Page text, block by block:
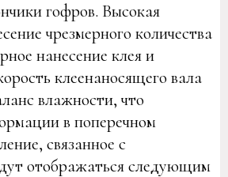
гофров. Высокая
чрезмерного количества
нанесение клея и
клеенаносящего вала
влажности, что
в поперечном
связанное с
отображаться следующим